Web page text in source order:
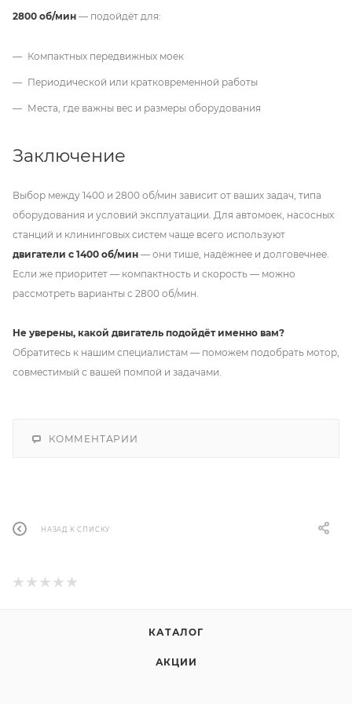
2800 об/мин — подойдёт для:
Компактных передвижных моек
Периодической или кратковременной работы
Места, где важны вес и размеры оборудования
Заключение
Выбор между 1400 и 2800 об/мин зависит от ваших задач, типа
оборудования и условий эксплуатации. Для автомоек, насосных
станций и клининговых систем чаще всего используют
двигатели с 1400 об/мин — они тише, надёжнее и долговечнее.
Если же приоритет — компактность и скорость — можно
рассмотреть варианты с 2800 об/мин.
Не уверены, какой двигатель подойдёт именно вам?
Обратитесь к нашим специалистам — поможем подобрать мотор,
совместимый с вашей помпой и задачами.
КОММЕНТАРИИ
НАЗАД К СПИСКУ
КАТАЛОГ
АКЦИИ